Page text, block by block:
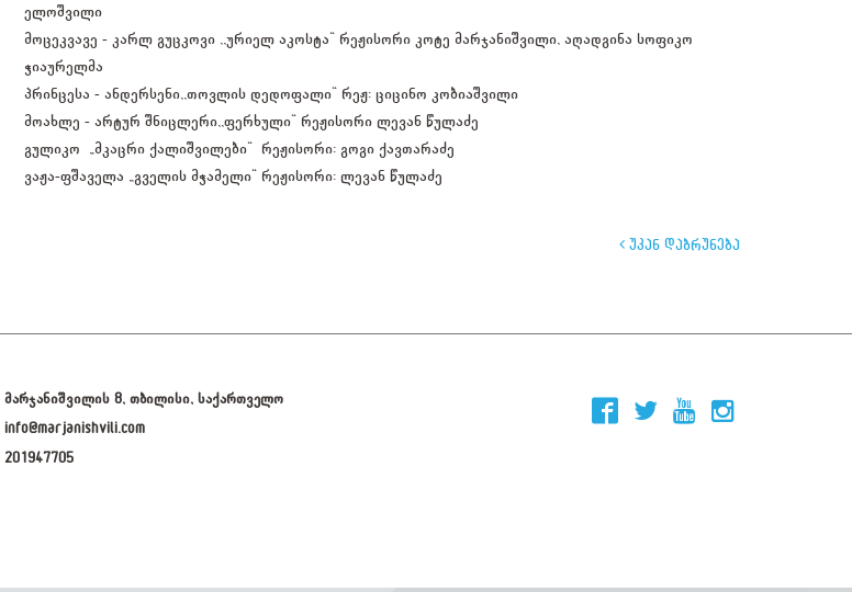
ელოშვილი
მოცეკვავე - კარლ გუცკოვი ,,ურიელ აკოსტა“ რეჟისორი კოტე მარჯანიშვილი, აღადგინა სოფიკო
ჭიაურელმა
პრინცესა - ანდერსენი,,თოვლის დედოფალი“ რეჟ: ციცინო კობიაშვილი
მოახლე - არტურ შნიცლერი,,ფერხული“ რეჟისორი ლევან წულაძე
გულიკო „მკაცრი ქალიშვილები“ რეჟისორი: გოგი ქავთარაძე
ვაჟა-ფშაველა „გველის მჭამელი“ რეჟისორი: ლევან წულაძე
უკან დაბრუნება
მარჯანიშვილის 8, თბილისი, საქართველო
info@marjanishvili.com
201947705